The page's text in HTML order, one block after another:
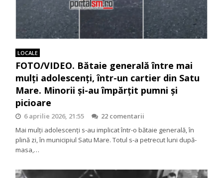
LOCALE
FOTO/VIDEO. Bătaie generală între mai
mulți adolescenți, într-un cartier din Satu
Mare. Minorii și-au împărțit pumni și
picioare
6 aprilie 2026, 21:55
22 comentarii
Mai mulți adolescenți s-au implicat într-o bătaie generală, în
plină zi, în municipiul Satu Mare. Totul s-a petrecut luni după-
masa,…